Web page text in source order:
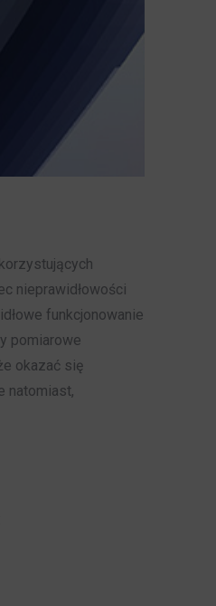
nieprawidłowości
funkcjonowanie
pomiarowe
okazać się
natomiast,